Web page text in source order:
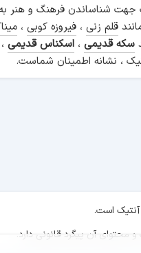
جهت شناساندن فرهنگ و
قلم زنی ، فیروزه کوبی ،
سکه قدیمی ، اسکناس قدیمی ،
، نشانه اطمینان شماست.
آنتیک است.
محتوای آن پیگرد قانونی دارد.